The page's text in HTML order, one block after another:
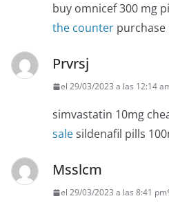
buy omnicef 300 mg
the counter
Prvrsj
el 29/03/2023 a las 12:14
simvastatin 10mg
salesildenafil pills
Msslcm
el 29/03/2023 a las 8:41 pm